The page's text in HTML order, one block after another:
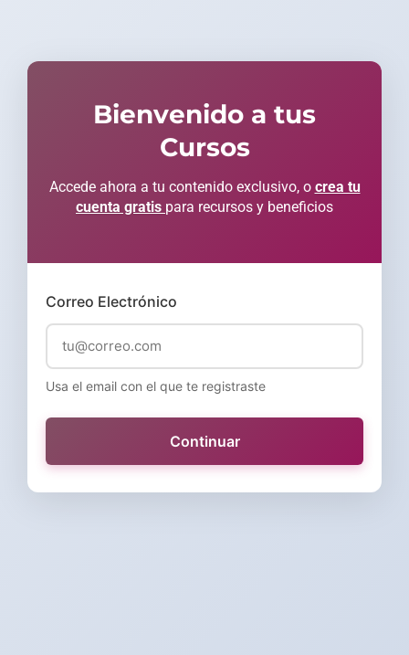
Bienvenido a tus
Cursos
Accede ahora a tu contenido exclusivo, o crea tu
cuenta gratis para recursos y beneficios
Correo Electrónico
Usa el email con el que te registraste
Continuar